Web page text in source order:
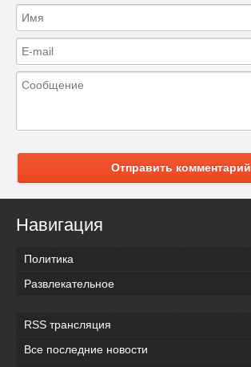
Отправить комментарий
Навигация
Политика
Развлекательное
RSS трансляция
Все последние новости